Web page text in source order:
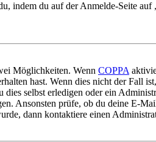
indem du auf der Anmelde-Seite auf
Möglichkeiten. Wenn COPPA
hast. Wenn dies nicht der Fall
selbst erledigen oder ein
Ansonsten prüfe, ob du deine E-
dann kontaktiere einen